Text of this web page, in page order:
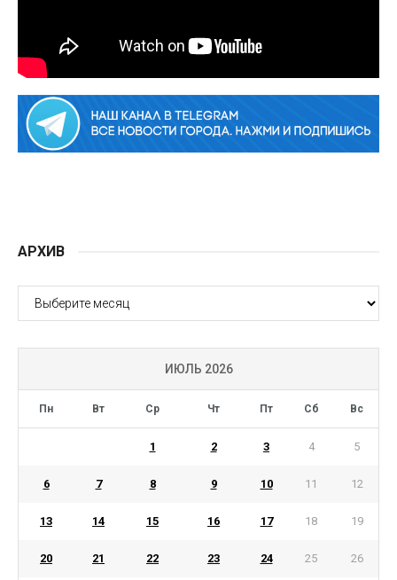
АРХИВ
АРХИВ
ИЮЛЬ 2026
Пн Вт Ср Чт Пт Сб Вс
1 2 3 4 5
6 7 8 9 10 11 12
13 14 15 16 17 18 19
20 21 22 23 24 25 26